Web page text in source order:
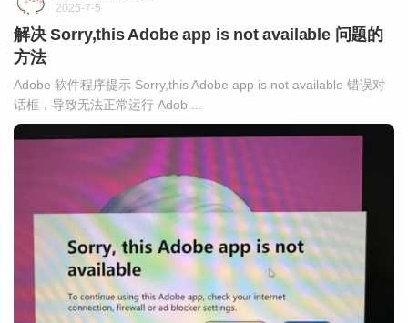
2025-7-5
解决 Sorry,this Adobe app is not available 问题的
方法
Adobe 软件程序提示 Sorry,this Adobe app is not available 错误对
话框，导致无法正常运行 Adob ...